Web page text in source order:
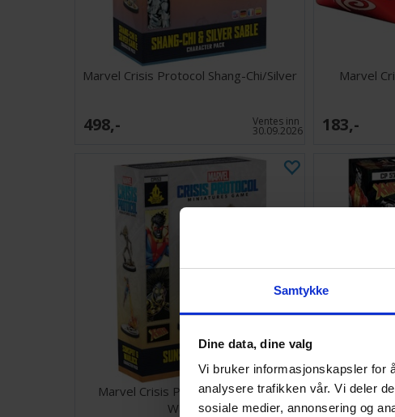
Samtykke
Dine data, dine valg
Vi bruker informasjonskapsler for
analysere trafikken vår. Vi deler
sosiale medier, annonsering og
Marvel Crisis Protocol Shang-Chi/Silver
498,- Ventes inn
30.09.2026
Marvel
183,-
Marvel Crisis Protocol Sunspot &
Warlock
Marvel